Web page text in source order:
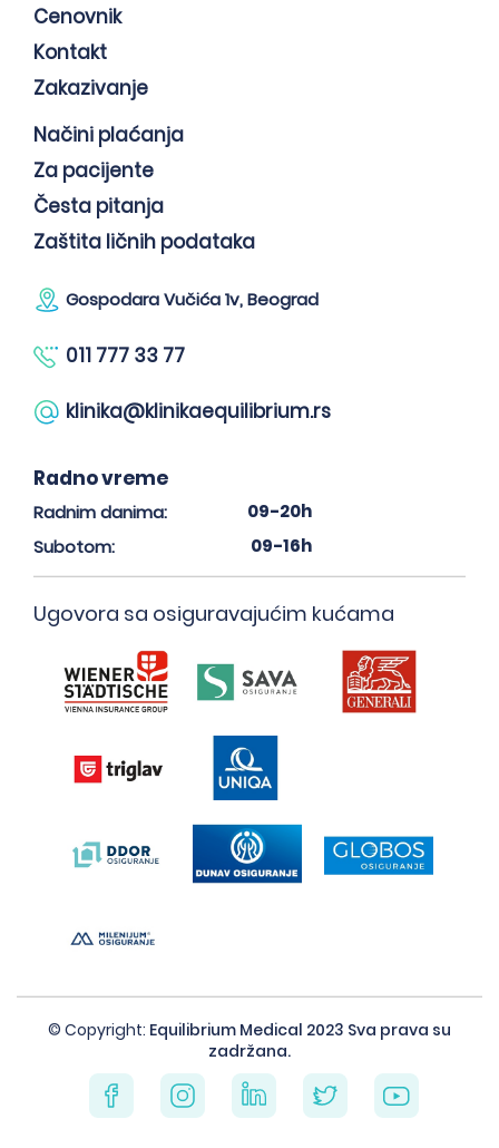
Cenovnik
Kontakt
Zakazivanje
Načini plaćanja
Za pacijente
Česta pitanja
Zaštita ličnih podataka
Gospodara Vučića 1v, Beograd
011 777 33 77
klinika@klinikaequilibrium.rs
Radno vreme
Radnim danima:
09-20h
Subotom:
09-16h
Ugovora sa osiguravajućim kućama
© Copyright: Equilibrium Medical 2023 Sva prava su
zadržana.